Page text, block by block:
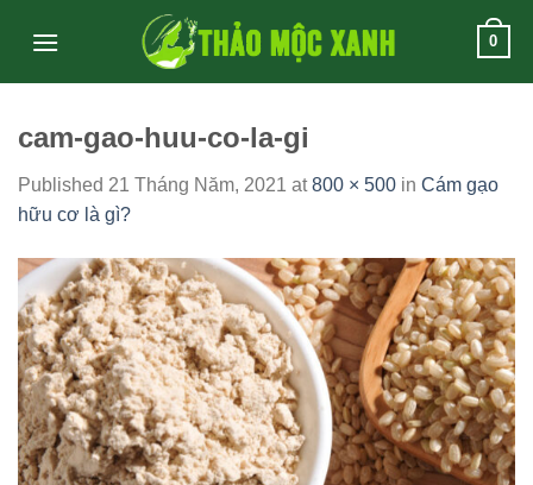
0
cam-gao-huu-co-la-gi
Published 21 Tháng Năm, 2021 at800 × 500 in Cám gạo
hữu cơ là gì?